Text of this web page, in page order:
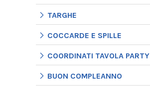
TARGHE
COCCARDE E SPILLE
COORDINATI TAVOLA PARTY
BUON COMPLEANNO